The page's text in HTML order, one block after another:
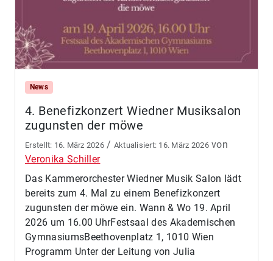
News
4. Benefizkonzert Wiedner Musiksalon
zugunsten der möwe
16. März 2026 / 16. März 2026von
Veronika Schiller
Das Kammerorchester Wiedner Musik Salon lädt
bereits zum 4. Mal zu einem Benefizkonzert
zugunsten der möwe ein. Wann & Wo 19. April
2026 um 16.00 UhrFestsaal des Akademischen
GymnasiumsBeethovenplatz 1, 1010 Wien
Programm Unter der Leitung von Julia